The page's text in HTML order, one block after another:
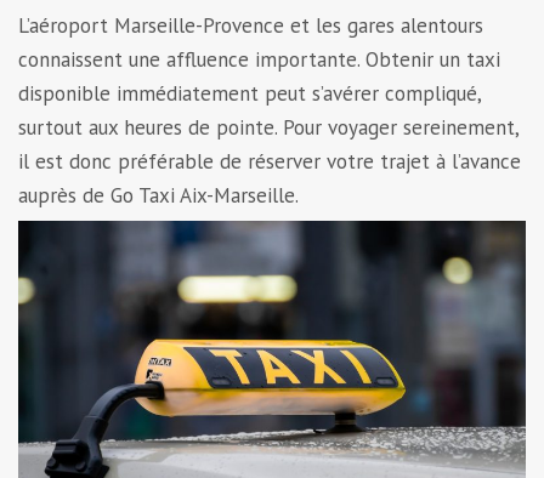
L’aéroport Marseille-Provence et les gares alentours
connaissent une affluence importante. Obtenir un taxi
disponible immédiatement peut s’avérer compliqué,
surtout aux heures de pointe. Pour voyager sereinement,
il est donc préférable de réserver votre trajet à l’avance
auprès de Go Taxi Aix-Marseille.